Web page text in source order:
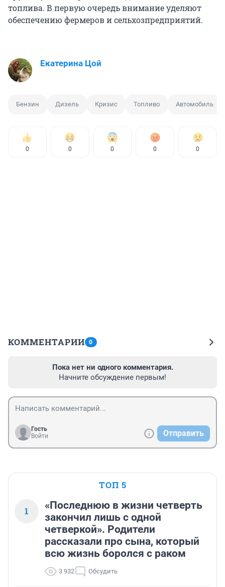
топлива. В первую очередь внимание уделяют
обеспечению фермеров и сельхозпредприятий.
Екатерина Цой
Бензин Дизель Кризис Топливо Автомобиль
0 0 0 0 0
КОММЕНТАРИИ 0
Пока нет ни одного комментария.
Начните обсуждение первым!
Гость
Войти
Отправить
ТОП 5
1
«Последнюю в жизни четверть
закончил лишь с одной
четверкой». Родители
рассказали про сына, который
всю жизнь боролся с раком
3 932 Обсудить